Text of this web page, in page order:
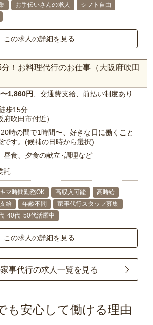
お手伝いさんの求人
シフト自由
この求人の詳細を見る
！お料理代行のお仕事（大阪府吹田
1,860円 、交通費支給、前払い制度あり
歩15分
府吹田市付近）
時の間で1時間〜、好きな日に働くこと
です。(候補の日時から選択)
昼食、夕食の献立･調理など
託
マ時間勤務OK 高収入可能
高時給
給 年齢不問
家事代行スタッフ募集
･40代･50代活躍中
この求人の詳細を見る
事代行の求人一覧を見る
も安心して働ける理由